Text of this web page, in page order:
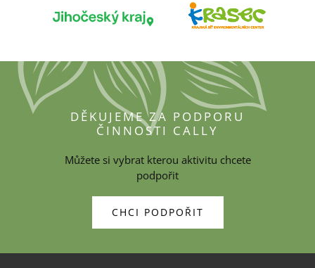
DĚKUJEME ZA PODPORU
ČINNOSTI CALLY
Můžete si vybrat kterou aktivitu chcete
podpořit
CHCI PODPOŘIT